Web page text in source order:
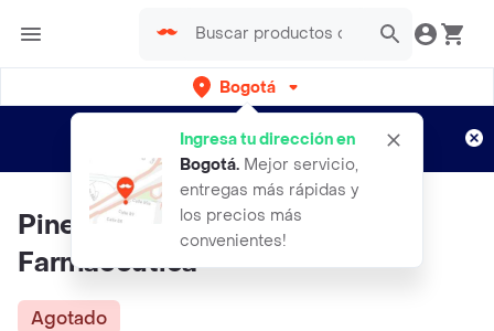
Bogotá
Ingresa tu dirección en
Bogotá. Mejor servicio,
entregas más rápidas y
los precios más
convenientes!
envíos gratis por semanas
Aplican TyC
Pinest Símbolo Química
Farmacéutica
Agotado